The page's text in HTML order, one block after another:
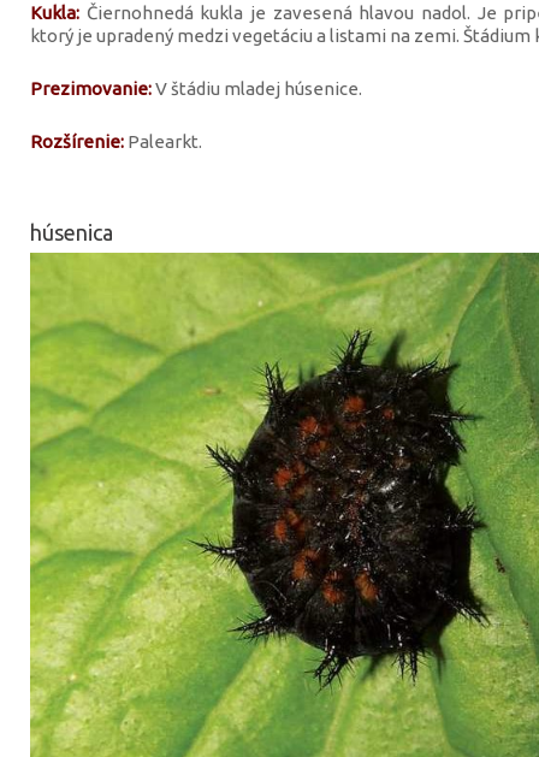
Kukla: Čiernohnedá kukla je zavesená hlavou nadol. Je
ktorý je upradený medzi vegetáciu a listami na zemi.
Prezimovanie:V štádiu mladej húsenice.
Rozšírenie: Palearkt.
húsenica